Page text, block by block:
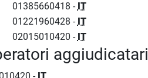
01385660418 - IT
01221960428 - IT
02015010420 - IT
aggiudicatari